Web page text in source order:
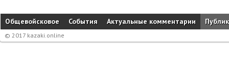
Общевойсковое События Актуальные комментарии
© 2017 kazaki.online